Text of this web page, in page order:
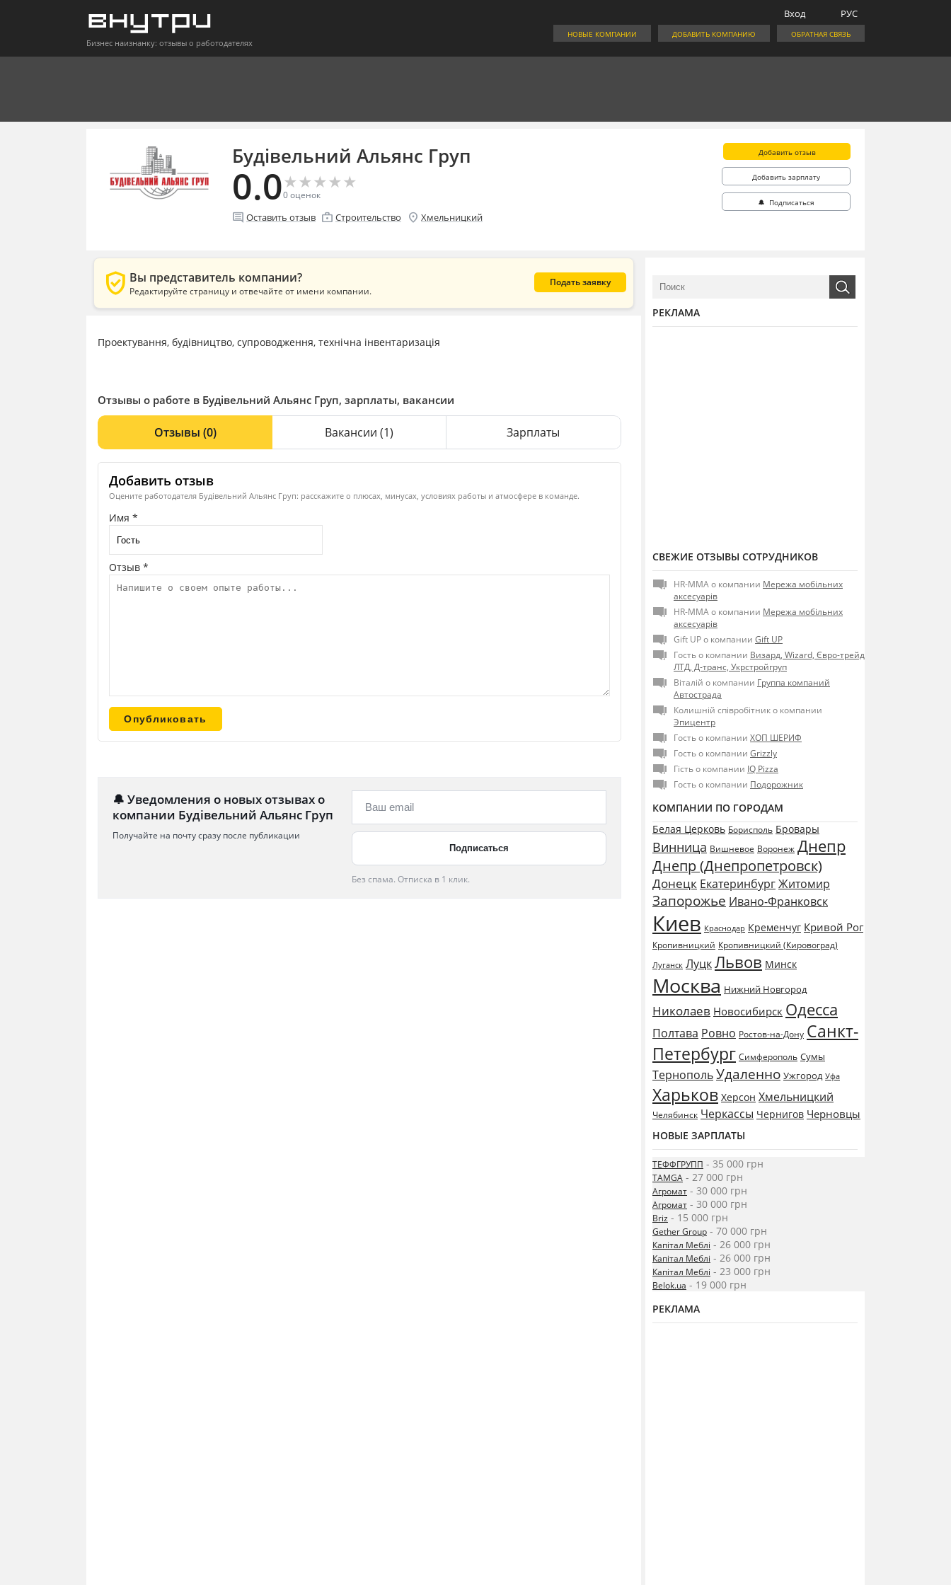
Бизнес наизнанку: отзывы о работодателях
РУС
Вход
ОБРАТНАЯ СВЯЗЬ
ДОБАВИТЬ КОМПАНИЮ
НОВЫЕ КОМПАНИИ
Будівельний Альянс Груп
0.0★
★★
★★
★★
★★
★
0оценок
comment Оставить отзыв enterprise Строительство location_on Хмельницкий
Добавить отзыв
Добавить зарплату
🔔 Подписаться
verified_user Вы представитель компании?
Редактируйте страницу и отвечайте от имени компании.
Подать заявку
Проектування, будівництво, супроводження, технічна інвентаризація
Отзывы о работе в Будівельний Альянс Груп, зарплаты, вакансии
Отзывы (0) Вакансии (1) Зарплаты
Добавить отзыв
Оцените работодателя Будівельний Альянс Груп: расскажите о плюсах, минусах, условиях работы и атмосфере в команде.
Имя *
Отзыв *
🔔 Уведомления о новых отзывах о
компании Будівельний Альянс Груп
Получайте на почту сразу после публикации
Без спама. Отписка в 1 клик.
РЕКЛАМА
СВЕЖИЕ ОТЗЫВЫ СОТРУДНИКОВ
HR-MMA о компании Мережа мобільних
аксесуарів
HR-MMA о компании Мережа мобільних
аксесуарів
Gift UP о компании Gift UP
Гость о компании Визард, Wizard, Євро-трейд
ЛТД, Д-транс, Укрстройгруп
Віталій о компании Группа компаний
Автострада
Колишній співробітник о компании
Эпицентр
Гость о компании ХОП ШЕРИФ
Гость о компании Grizzly
Гість о компании IQ Pizza
Гость о компании Подорожник
КОМПАНИИ ПО ГОРОДАМ
Белая Церковь Борисполь Бровары
Винница Вишневое Воронеж Днепр
Днепр (Днепропетровск)
Донецк ЕкатеринбургЖитомир
Запорожье Ивано-Франковск
Киев Краснодар Кременчуг Кривой Рог
Кропивницкий Кропивницкий (Кировоград)
Луганск ЛуцкЛьвов Минск
Москва Нижний Новгород
Николаев Новосибирск Одесса
Полтава Ровно Ростов-на-Дону Санкт-
Петербург Симферополь Сумы
ТернопольУдаленно Ужгород Уфа
Харьков Херсон Хмельницкий
Челябинск Черкассы Чернигов Черновцы
НОВЫЕ ЗАРПЛАТЫ
ТЕФФГРУПП - 35 000 грн
TAMGA - 27 000 грн
Агромат - 30 000 грн
Агромат - 30 000 грн
Briz - 15 000 грн
Gether Group - 70 000 грн
Капітал Меблі - 26 000 грн
Капітал Меблі - 26 000 грн
Капітал Меблі - 23 000 грн
Belok.ua - 19 000 грн
РЕКЛАМА